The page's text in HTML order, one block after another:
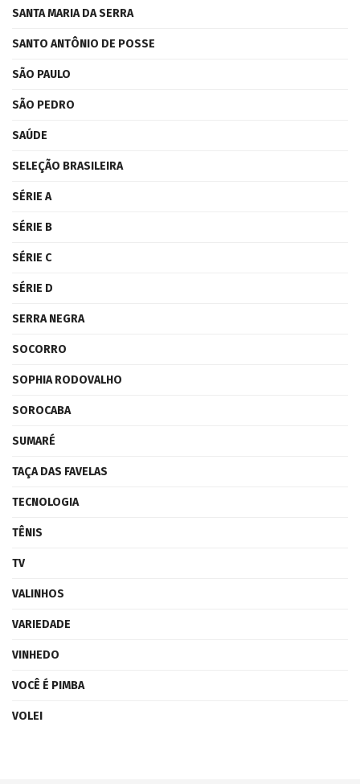
SANTA MARIA DA SERRA
SANTO ANTÔNIO DE POSSE
SÃO PAULO
SÃO PEDRO
SAÚDE
SELEÇÃO BRASILEIRA
SÉRIE A
SÉRIE B
SÉRIE C
SÉRIE D
SERRA NEGRA
SOCORRO
SOPHIA RODOVALHO
SOROCABA
SUMARÉ
TAÇA DAS FAVELAS
TECNOLOGIA
TÊNIS
TV
VALINHOS
VARIEDADE
VINHEDO
VOCÊ É PIMBA
VOLEI